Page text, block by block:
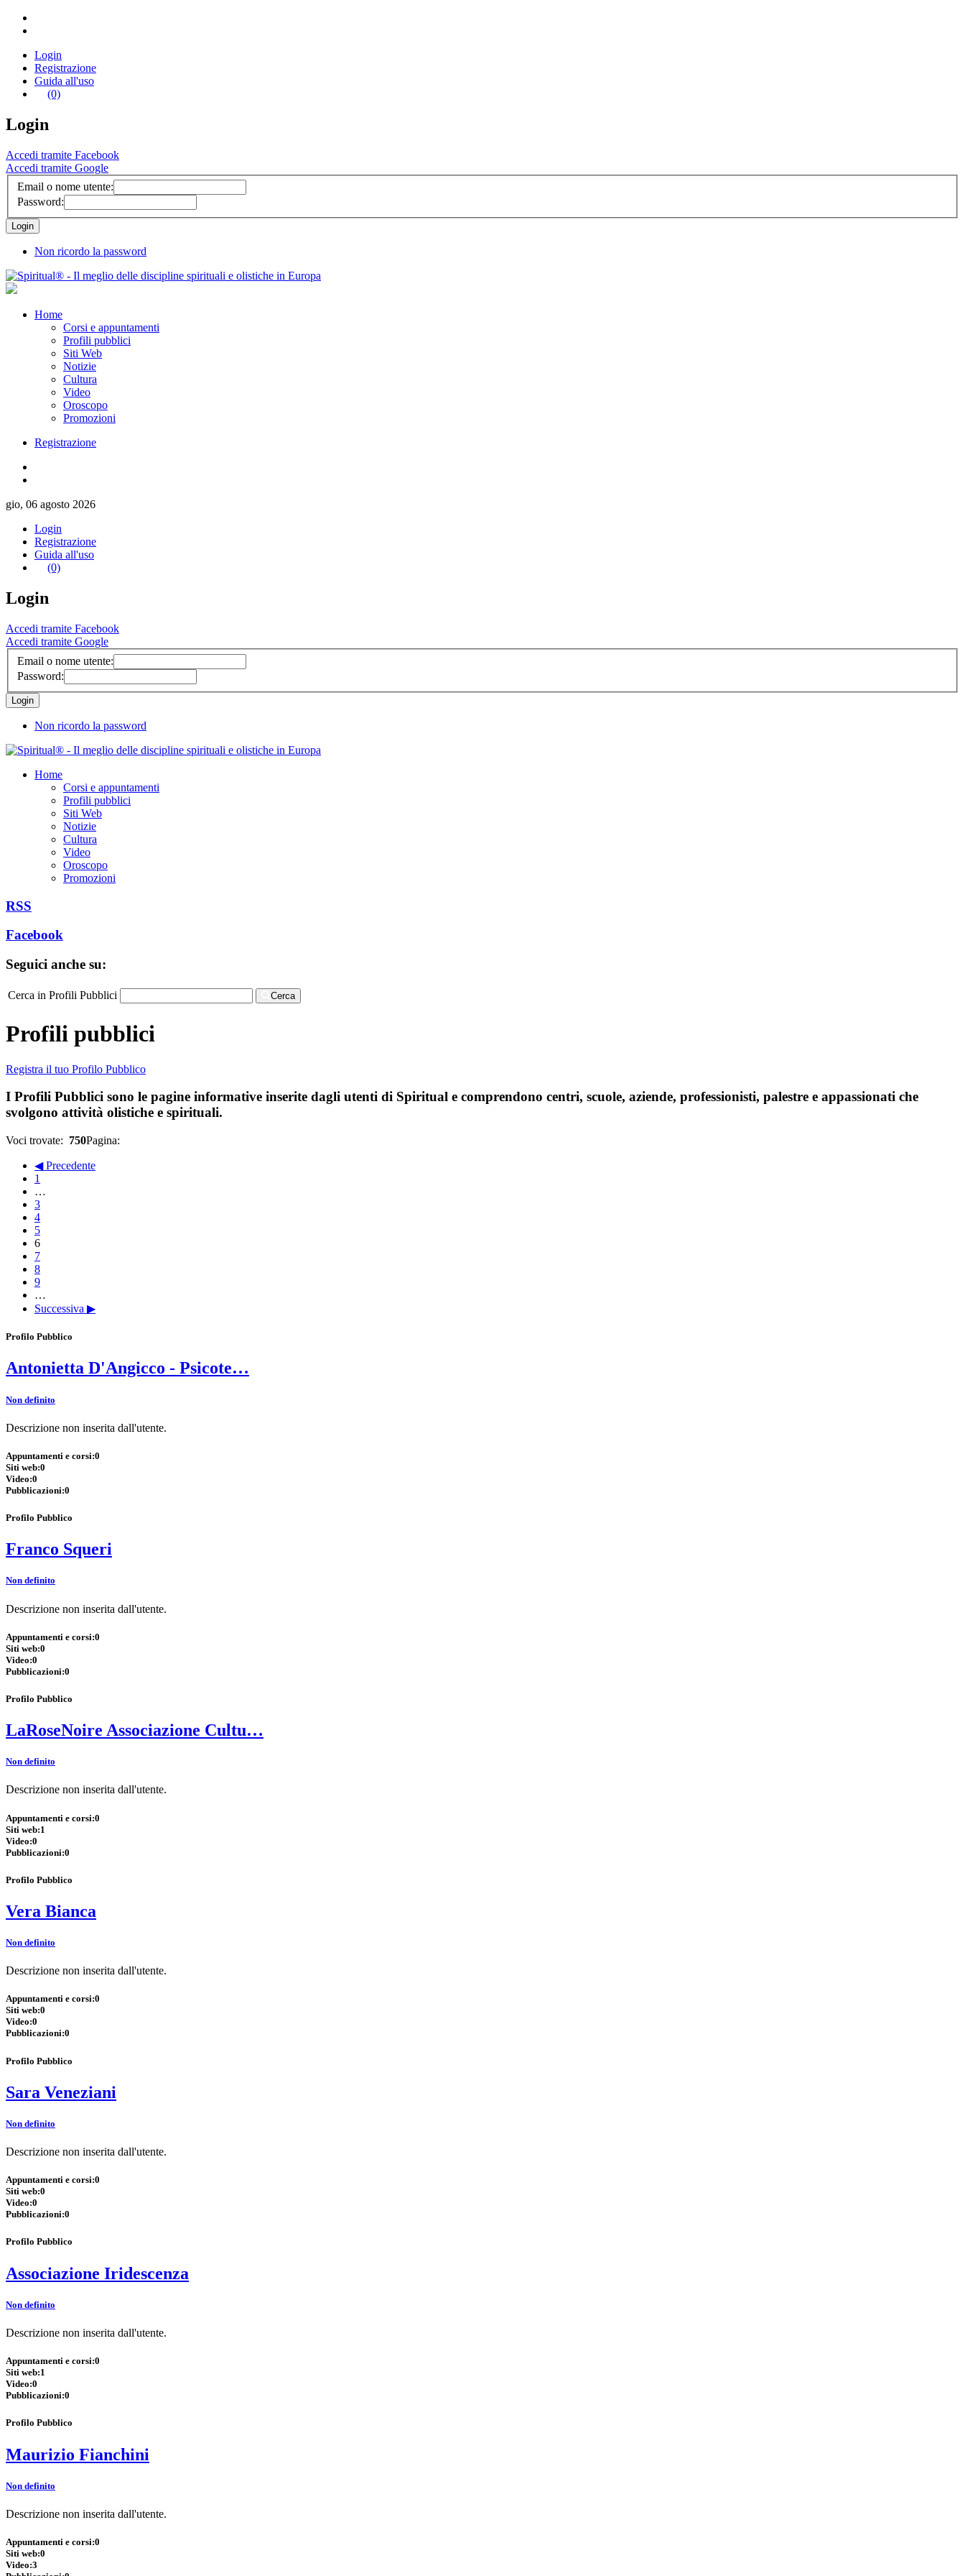
Login
Registrazione
Guida all'uso
(0)
Login
Accedi tramite Facebook
Accedi tramite Google
Email o nome utente:
Password:
Non ricordo la password
Home
Corsi e appuntamenti
Profili pubblici
Siti Web
Notizie
Cultura
Video
Oroscopo
Promozioni
Registrazione
gio, 06 agosto 2026
Login
Registrazione
Guida all'uso
(0)
Login
Accedi tramite Facebook
Accedi tramite Google
Email o nome utente:
Password:
Non ricordo la password
Home
Corsi e appuntamenti
Profili pubblici
Siti Web
Notizie
Cultura
Video
Oroscopo
Promozioni
RSS
Facebook
Seguici anche su:
Cerca in Profili Pubblici Cerca
Profili pubblici
Registra il tuo Profilo Pubblico
I Profili Pubblici sono le pagine informative inserite dagli utenti di Spiritual e comprendono centri, scuole, aziende, professionisti, palestre e appassionati che
svolgono attività olistiche e spirituali.
Voci trovate: 750Pagina:
◀ Precedente
1
…
3
4
5
6
7
8
9
…
Successiva ▶
Profilo Pubblico
Antonietta D'Angicco - Psicote…
Non definito
Descrizione non inserita dall'utente.
Appuntamenti e corsi:0
Siti web:0
Video:0
Pubblicazioni:0
Profilo Pubblico
Franco Squeri
Non definito
Descrizione non inserita dall'utente.
Appuntamenti e corsi:0
Siti web:0
Video:0
Pubblicazioni:0
Profilo Pubblico
LaRoseNoire Associazione Cultu…
Non definito
Descrizione non inserita dall'utente.
Appuntamenti e corsi:0
Siti web:1
Video:0
Pubblicazioni:0
Profilo Pubblico
Vera Bianca
Non definito
Descrizione non inserita dall'utente.
Appuntamenti e corsi:0
Siti web:0
Video:0
Pubblicazioni:0
Profilo Pubblico
Sara Veneziani
Non definito
Descrizione non inserita dall'utente.
Appuntamenti e corsi:0
Siti web:0
Video:0
Pubblicazioni:0
Profilo Pubblico
Associazione Iridescenza
Non definito
Descrizione non inserita dall'utente.
Appuntamenti e corsi:0
Siti web:1
Video:0
Pubblicazioni:0
Profilo Pubblico
Maurizio Fianchini
Non definito
Descrizione non inserita dall'utente.
Appuntamenti e corsi:0
Siti web:0
Video:3